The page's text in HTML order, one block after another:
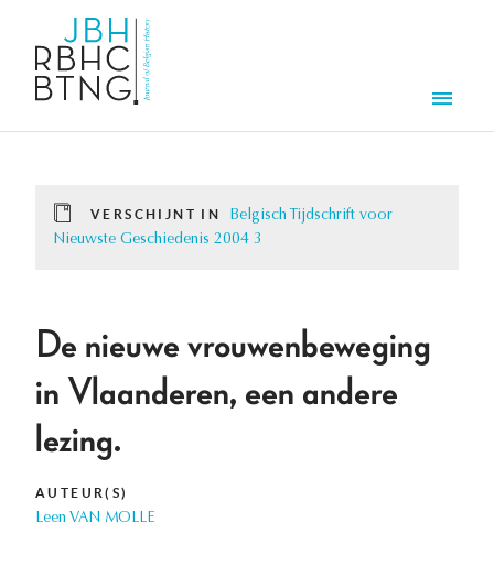
VERSCHIJNT IN
Belgisch Tijdschrift voor
Nieuwste Geschiedenis 2004 3
De nieuwe vrouwenbeweging
in Vlaanderen, een andere
lezing.
AUTEUR(S)
Leen VAN MOLLE